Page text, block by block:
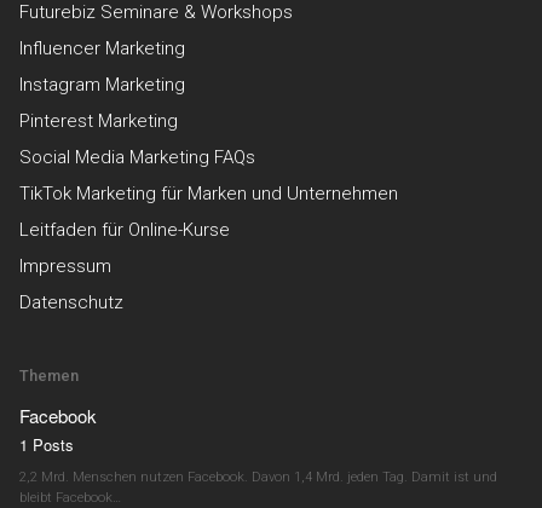
Futurebiz Seminare & Workshops
Influencer Marketing
Instagram Marketing
Pinterest Marketing
Social Media Marketing FAQs
TikTok Marketing für Marken und Unternehmen
Leitfaden für Online-Kurse
Impressum
Datenschutz
Themen
Facebook
1 Posts
2,2 Mrd. Menschen nutzen Facebook. Davon 1,4 Mrd. jeden Tag. Damit ist und
bleibt Facebook…